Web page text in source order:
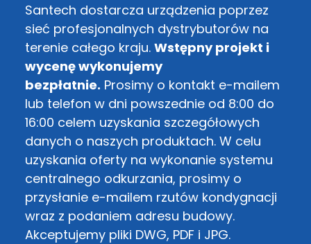
Santech dostarcza urządzenia poprzez
sieć profesjonalnych dystrybutorów na
terenie całego kraju. Wstępny projekt i
wycenę wykonujemy
bezpłatnie. Prosimy o kontakt e-mailem
lub telefon w dni powszednie od 8:00 do
16:00 celem uzyskania szczegółowych
danych o naszych produktach. W celu
uzyskania oferty na wykonanie systemu
centralnego odkurzania, prosimy o
przysłanie e-mailem rzutów kondygnacji
wraz z podaniem adresu budowy.
Akceptujemy pliki DWG, PDF i JPG.